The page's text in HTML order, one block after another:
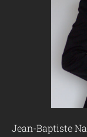
Jean-Baptiste